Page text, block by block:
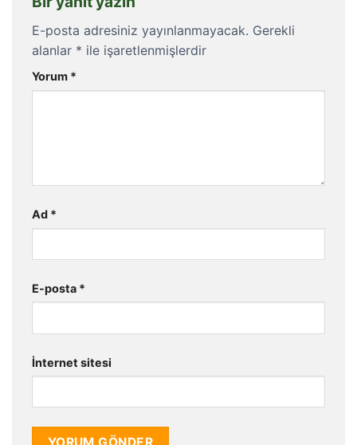
E-posta adresiniz yayınlanmayacak. Gerekli
alanlar * ile işaretlenmişlerdir
Yorum *
Ad *
E-posta *
İnternet sitesi